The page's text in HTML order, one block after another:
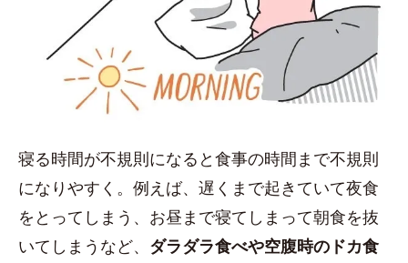
寝る時間が不規則になると食事の時間まで不規則
になりやすく。例えば、遅くまで起きていて夜食
をとってしまう、お昼まで寝てしまって朝食を抜
いてしまうなど、 ダラダラ食べや空腹時のドカ食